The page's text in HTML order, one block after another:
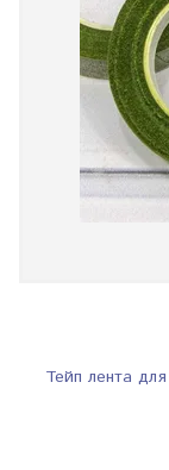
Тейп лента